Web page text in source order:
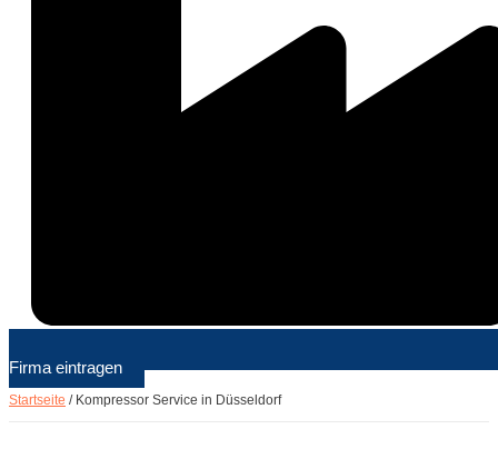
Firma eintragen
Startseite / Kompressor Service in Düsseldorf